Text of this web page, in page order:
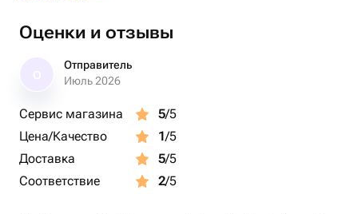
романтический вечер. Он также подойдет, чтобы
показать знак внимания и признаться в любви своей
второй половинке.
коробку с окошком и украшены атласной лентой.
Просто представьте, какое ощущение праздника и
радости они принесут при развязывании этой
прекрасной упаковки!
Оценки и отзывы
Отправитель
Июль 2026
Сервис магазина 5/5
Цена/Качество
1/5
Доставка
5/5
Соответствие
2/5